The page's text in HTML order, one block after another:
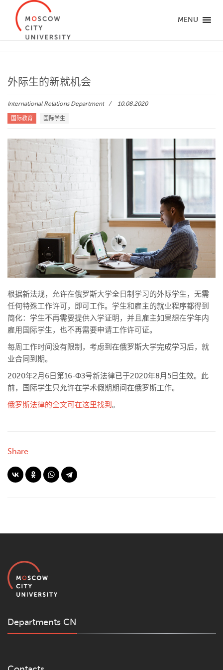
MENU
外际生的新就机会
International Relations Department 10.08.2020
国际教育 国际学生
根据新法规，允许在俄罗斯大学全日制学习的外际学生，无需
任何特殊工作许可，即可工作。 学生和雇主的就业程序都得到
简化：学生不再需要提供入学证明，并且雇主如果想在学年内
雇用国际学生，也不再需要申请工作许可证。
每周工作时间没有限制，考虑到在俄罗斯大学完成学习后，就
业合同到期。
2020年2月 6日第16-ФЗ号新法律已于2020年8月 5日生效。此
前，国际学生只允许在学术假期期间在俄罗斯工作。
俄罗斯法律的全文可在这里找到 。
Share
Departments CN